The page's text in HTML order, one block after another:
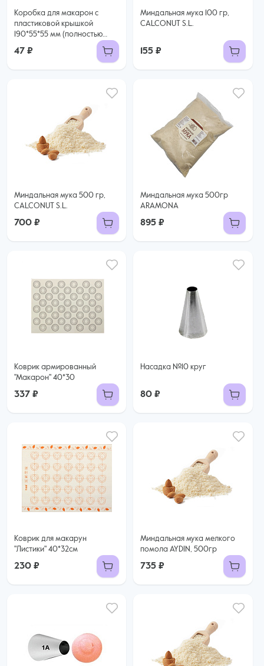
Коробка для макарон с
пластиковой крышкой
190*55*55 мм (полностью
47 ₽
Миндальная мука 100 гр,
CALCONUT S.L.
155 ₽
Миндальная мука 500 гр,
CALCONUT S.L.
700 ₽
Миндальная мука 500гр
ARAMONA
895 ₽
Коврик армированный
"Макарон" 40*30
337 ₽
Насадка №10 круг
80 ₽
Коврик для макарун
"Листики" 40*32см
230 ₽
Миндальная мука мелкого
помола AYDIN, 500гр
735 ₽